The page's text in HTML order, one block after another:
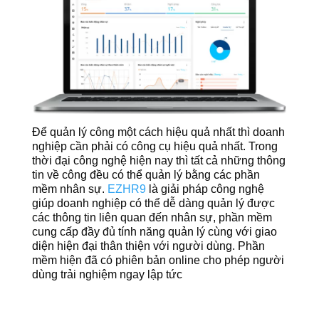
Để quản lý công một cách hiệu quả nhất thì doanh
nghiệp cần phải có công cụ hiệu quả nhất. Trong
thời đại công nghệ hiện nay thì tất cả những thông
tin về công đều có thể quản lý bằng các phần
mềm nhân sự. EZHR9là giải pháp công nghệ
giúp doanh nghiệp có thể dễ dàng quản lý được
các thông tin liên quan đến nhân sự, phần mềm
cung cấp đầy đủ tính năng quản lý cùng với giao
diện hiện đại thân thiện với người dùng. Phần
mềm hiện đã có phiên bản online cho phép người
dùng trải nghiệm ngay lập tức